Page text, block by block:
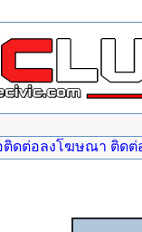
ดต่อลงโฆษณา ติดต่